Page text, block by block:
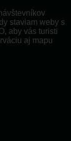
staviam weby s
aby vás turisti
aj mapu